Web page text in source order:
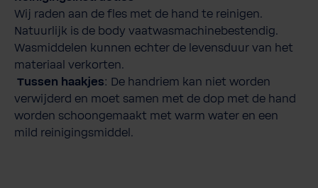
Wij raden aan de fles met de hand te reinigen.
Natuurlijk is de body vaatwasmachinebestendig.
Wasmiddelen kunnen echter de levensduur van het
materiaal verkorten.
Tussen haakjes: De handriem kan niet worden
verwijderd en moet samen met de dop met de hand
worden schoongemaakt met warm water en een
mild reinigingsmiddel.